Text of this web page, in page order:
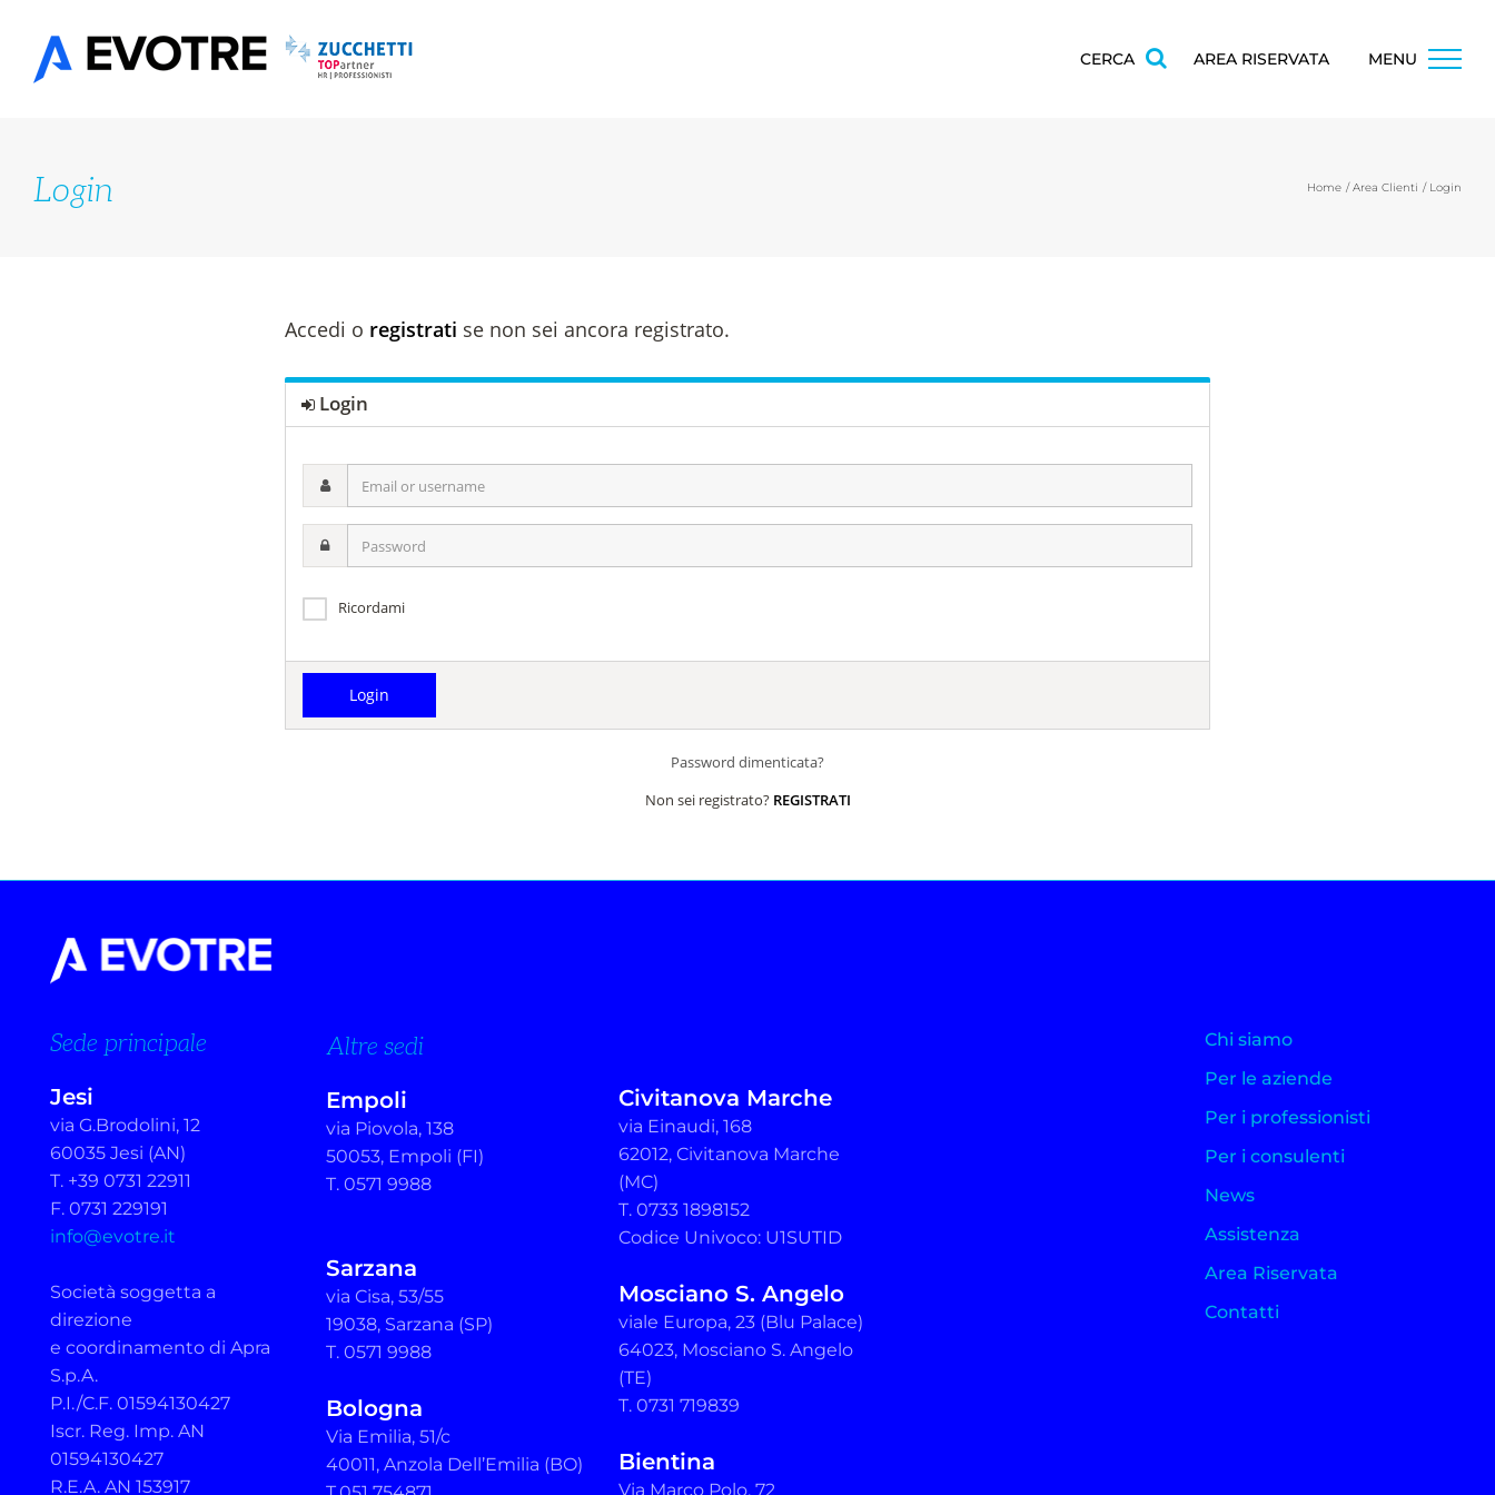
contenuto
CERCA AREA RISERVATA MENU
Login Home Area Clienti Login
Accedi o registrati se non sei ancora registrato.
Login
Ricordami
Password dimenticata?
Non sei registrato? REGISTRATI
Sede principale
Jesi
via G.Brodolini, 12
60035 Jesi (AN)
T. +39 0731 22911
F. 0731 229191
info@evotre.it
Società soggetta a
direzione
e coordinamento di Apra
S.p.A.
P.I./C.F. 01594130427
Iscr. Reg. Imp. AN
01594130427
R.E.A. AN 153917
Altre sedi
Empoli
via Piovola, 138
50053, Empoli (FI)
T. 0571 9988
Sarzana
via Cisa, 53/55
19038, Sarzana (SP)
T. 0571 9988
Bologna
Via Emilia, 51/c
40011, Anzola Dell’Emilia (BO)
Civitanova Marche
via Einaudi, 168
62012, Civitanova Marche
(MC)
T. 0733 1898152
Codice Univoco: U1SUTID
Mosciano S. Angelo
viale Europa, 23 (Blu Palace)
64023, Mosciano S. Angelo
(TE)
T. 0731 719839
Bientina
Via Marco Polo, 72
Chi siamo
Per le aziende
Per i professionisti
Per i consulenti
News
Assistenza
Area Riservata
Contatti